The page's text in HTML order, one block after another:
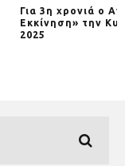
Για 3η χρονιά o
Εκκίνηση» την
2025